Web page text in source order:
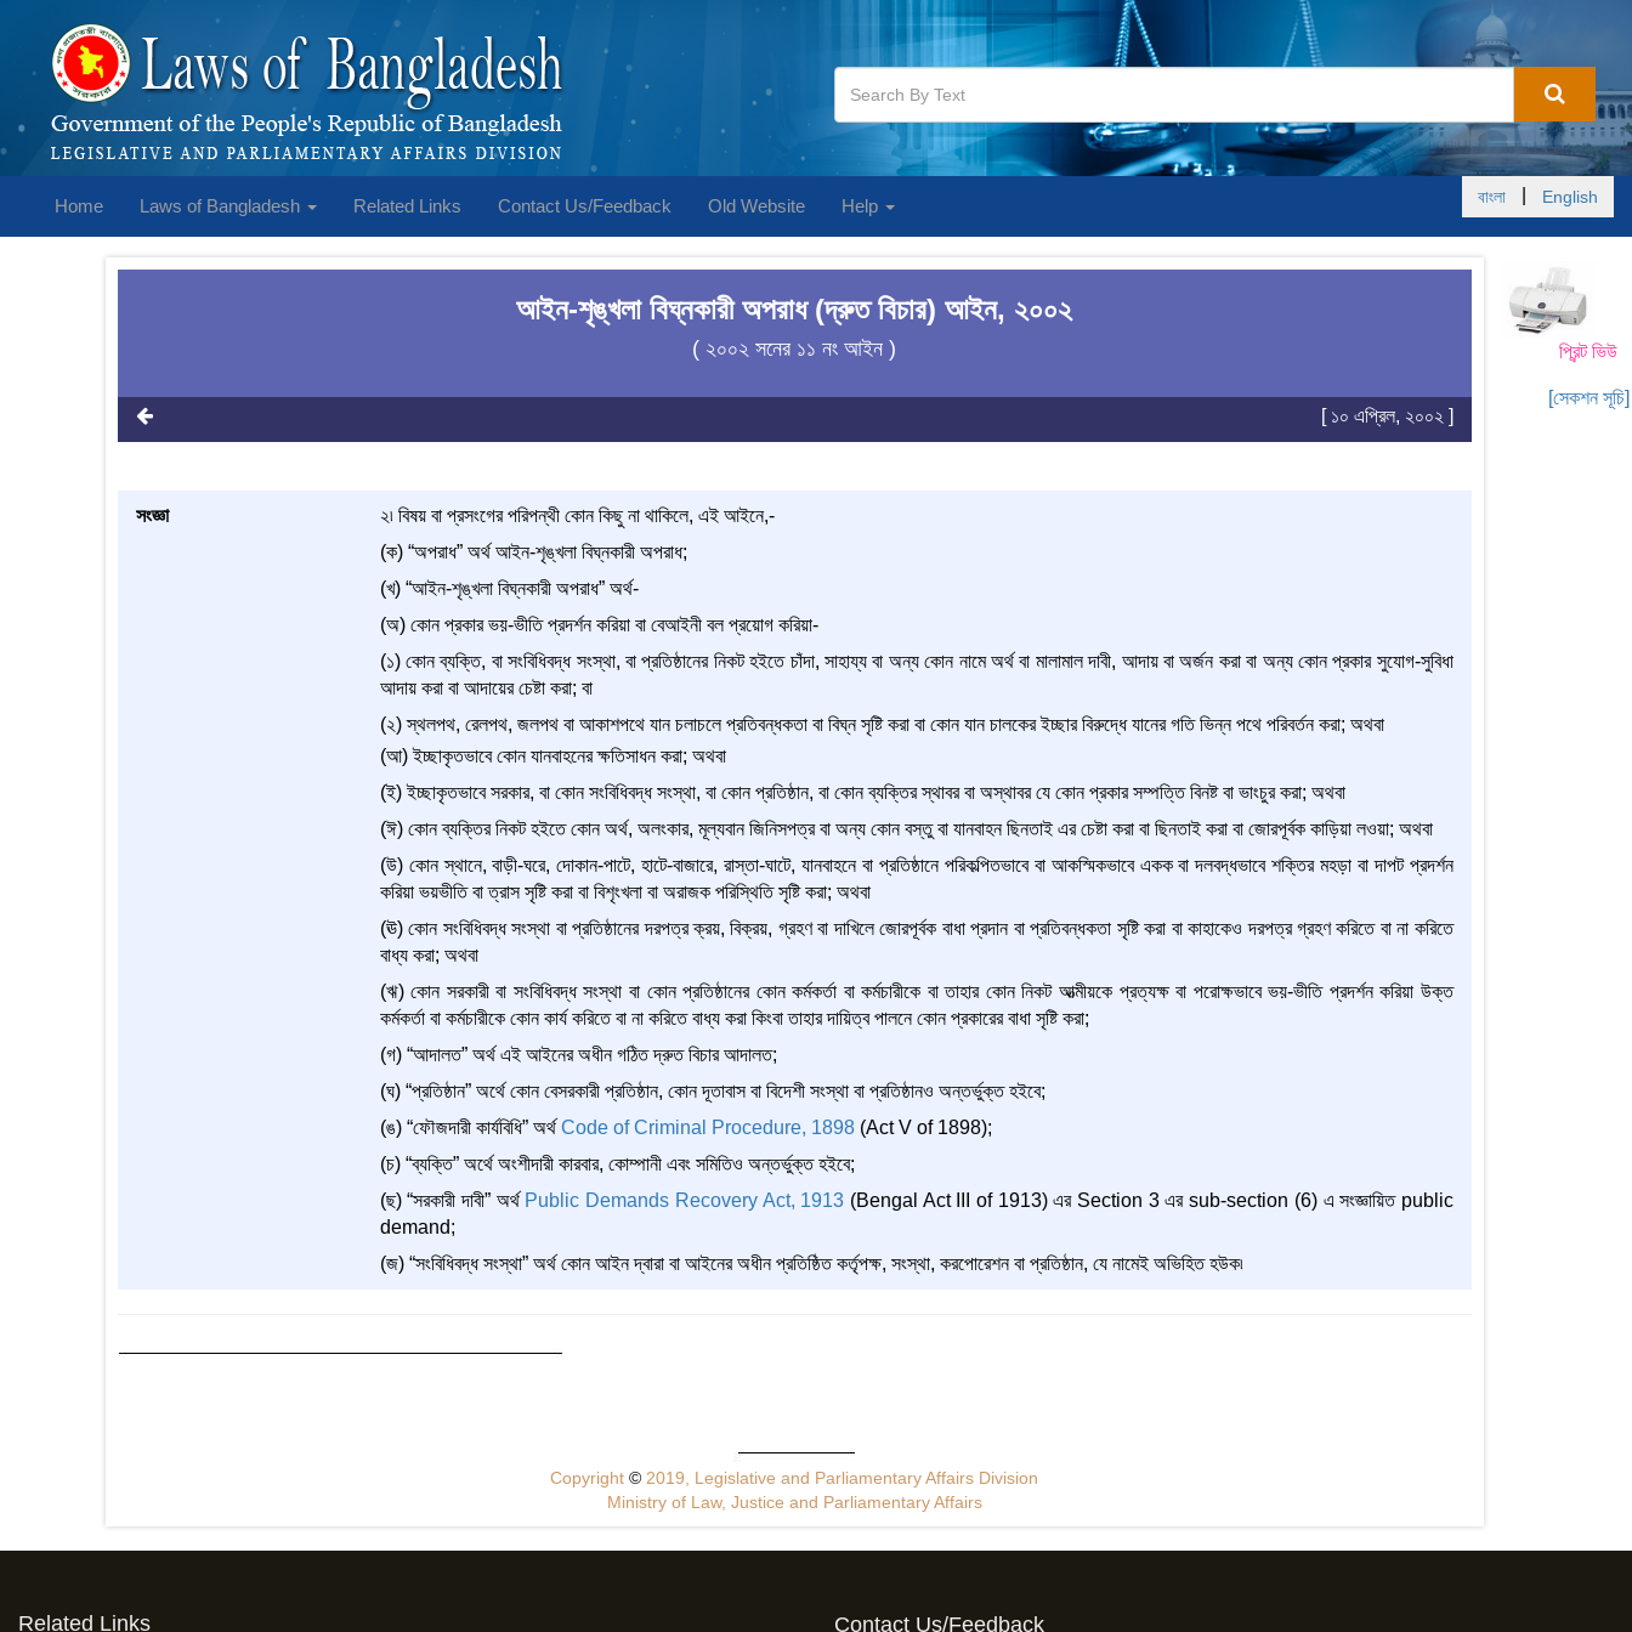
Home Laws of Bangladesh Related Links Contact Us/Feedback Old Website Help বাংলা English
প্রিন্ট ভিউ
[সেকশন সূচি]
আইন-শৃঙ্খলা বিঘ্নকারী অপরাধ (দ্রুত বিচার) আইন, ২০০২
( ২০০২ সনের ১১ নং আইন )
[ ১০ এপ্রিল, ২০০২ ]
সংজ্ঞা
২৷ বিষয় বা প্রসংগের পরিপন্থী কোন কিছু না থাকিলে, এই আইনে,-
(ক) “অপরাধ” অর্থ আইন-শৃঙ্খলা বিঘ্নকারী অপরাধ;
(খ) “আইন-শৃঙ্খলা বিঘ্নকারী অপরাধ” অর্থ-
(অ) কোন প্রকার ভয়-ভীতি প্রদর্শন করিয়া বা বেআইনী বল প্রয়োগ করিয়া-
(১) কোন ব্যক্তি, বা সংবিধিবদ্ধ সংস্থা, বা প্রতিষ্ঠানের নিকট হইতে চাঁদা, সাহায্য বা অন্য কোন নামে অর্থ বা মালামাল দাবী, আদায় বা অর্জন করা বা অন্য কোন প্রকার সুযোগ-সুবিধা
আদায় করা বা আদায়ের চেষ্টা করা; বা
(২) স্থলপথ, রেলপথ, জলপথ বা আকাশপথে যান চলাচলে প্রতিবন্ধকতা বা বিঘ্ন সৃষ্টি করা বা কোন যান চালকের ইচ্ছার বিরুদ্ধে যানের গতি ভিন্ন পথে পরিবর্তন করা; অথবা
(আ) ইচ্ছাকৃতভাবে কোন যানবাহনের ক্ষতিসাধন করা; অথবা
(ই) ইচ্ছাকৃতভাবে সরকার, বা কোন সংবিধিবদ্ধ সংস্থা, বা কোন প্রতিষ্ঠান, বা কোন ব্যক্তির স্থাবর বা অস্থাবর যে কোন প্রকার সম্পত্তি বিনষ্ট বা ভাংচুর করা; অথবা
(ঈ) কোন ব্যক্তির নিকট হইতে কোন অর্থ, অলংকার, মূল্যবান জিনিসপত্র বা অন্য কোন বস্তু বা যানবাহন ছিনতাই এর চেষ্টা করা বা ছিনতাই করা বা জোরপূর্বক কাড়িয়া লওয়া; অথবা
(উ) কোন স্থানে, বাড়ী-ঘরে, দোকান-পাটে, হাটে-বাজারে, রাস্তা-ঘাটে, যানবাহনে বা প্রতিষ্ঠানে পরিকল্পিতভাবে বা আকস্মিকভাবে একক বা দলবদ্ধভাবে শক্তির মহড়া বা দাপট প্রদর্শন
করিয়া ভয়ভীতি বা ত্রাস সৃষ্টি করা বা বিশৃংখলা বা অরাজক পরিস্থিতি সৃষ্টি করা; অথবা
(ঊ) কোন সংবিধিবদ্ধ সংস্থা বা প্রতিষ্ঠানের দরপত্র ক্রয়, বিক্রয়, গ্রহণ বা দাখিলে জোরপূর্বক বাধা প্রদান বা প্রতিবন্ধকতা সৃষ্টি করা বা কাহাকেও দরপত্র গ্রহণ করিতে বা না করিতে
বাধ্য করা; অথবা
(ঋ) কোন সরকারী বা সংবিধিবদ্ধ সংস্থা বা কোন প্রতিষ্ঠানের কোন কর্মকর্তা বা কর্মচারীকে বা তাহার কোন নিকট আত্মীয়কে প্রত্যক্ষ বা পরোক্ষভাবে ভয়-ভীতি প্রদর্শন করিয়া উক্ত
কর্মকর্তা বা কর্মচারীকে কোন কার্য করিতে বা না করিতে বাধ্য করা কিংবা তাহার দায়িত্ব পালনে কোন প্রকারের বাধা সৃষ্টি করা;
(গ) “আদালত” অর্থ এই আইনের অধীন গঠিত দ্রুত বিচার আদালত;
(ঘ) “প্রতিষ্ঠান” অর্থে কোন বেসরকারী প্রতিষ্ঠান, কোন দূতাবাস বা বিদেশী সংস্থা বা প্রতিষ্ঠানও অন্তর্ভুক্ত হইবে;
(ঙ) “ফৌজদারী কার্যবিধি” অর্থ Code of Criminal Procedure, 1898(Act V of 1898);
(চ) “ব্যক্তি” অর্থে অংশীদারী কারবার, কোম্পানী এবং সমিতিও অন্তর্ভুক্ত হইবে;
(ছ) “সরকারী দাবী” অর্থ Public Demands Recovery Act, 1913 (Bengal Act III of 1913) এর Section 3 এর sub-section (6) এ সংজ্ঞায়িত public
demand;
(জ) “সংবিধিবদ্ধ সংস্থা” অর্থ কোন আইন দ্বারা বা আইনের অধীন প্রতিষ্ঠিত কর্তৃপক্ষ, সংস্থা, করপোরেশন বা প্রতিষ্ঠান, যে নামেই অভিহিত হউক৷
Copyright© 2019, Legislative and Parliamentary Affairs Division
Ministry of Law, Justice and Parliamentary Affairs
Related Links Contact Us/Feedback